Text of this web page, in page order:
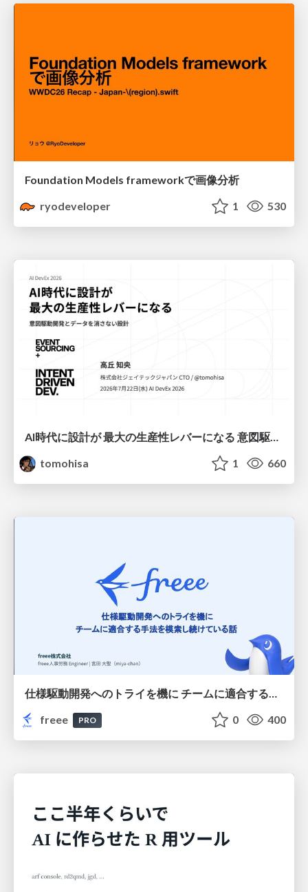
Foundation Models frameworkで画像分析
ryodeveloper
1 530
AI時代に設計が 最大の生産性レバーになる 意図駆動開発とデータを消さない設計｜Don't Delete Your Data or Your Intent — Design as the Deepest Lever in the AI Era
tomohisa
1 660
仕様駆動開発へのトライを機に チームに適合する手法を模索し続けている話
freee
PRO 0 400